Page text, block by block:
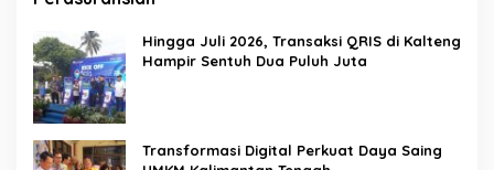
Hingga Juli 2026, Transaksi QRIS di Kalteng
Hampir Sentuh Dua Puluh Juta
Transformasi Digital Perkuat Daya Saing